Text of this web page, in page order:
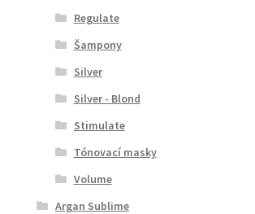
Regulate
Šampony
Silver
Silver - Blond
Stimulate
Tónovací masky
Volume
Argan Sublime